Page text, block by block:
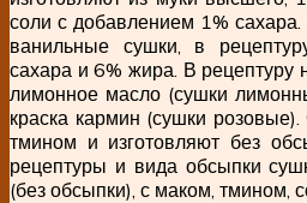
соли с добавлением 1%
ванильные сушки, в
сахара и 6% жира. В рецептуру
лимонное масло (сушки
краска кармин (сушки
тмином и изготовляют без
рецептуры и вида обсыпки
(без обсыпки), с маком, тмином,